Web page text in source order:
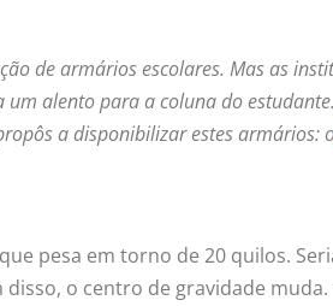
de armários escolares. Mas as
alento para a coluna do
a disponibilizar estes armários:
pesa em torno de 20 quilos.
o centro de gravidade